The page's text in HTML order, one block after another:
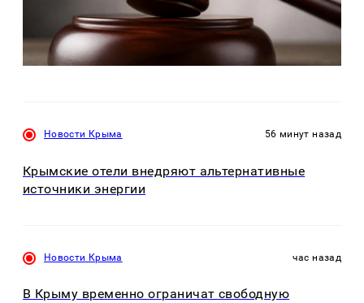
Новости Крыма 56 минут назад
Крымские отели внедряют альтернативные
источники энергии
Новости Крыма час назад
В Крыму временно ограничат свободную